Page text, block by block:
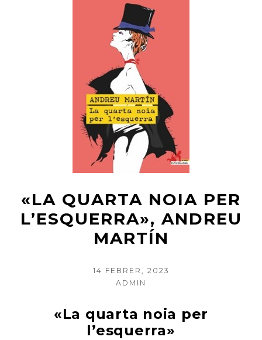
«LA QUARTA NOIA PER
L’ESQUERRA», ANDREU
MARTÍN
POSTED
14 FEBRER, 2023
AUTHOR
ADMIN
«La quarta noia per
l’esquerra»